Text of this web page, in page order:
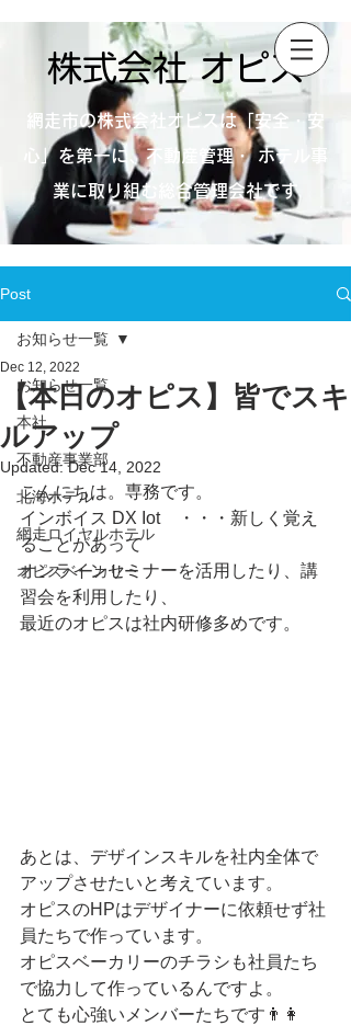
株式会社 オピス
網走市の株式会社オピスは「安全・安
心」を第一に、不動産管理・ ホテル事
業に取り組む総合管理会社です
Post
お知らせ一覧
本社
不動産事業部
北海ホテル
網走ロイヤルホテル
オピスベーカリー
お知らせ一覧
【本日のオピス】皆でスキ
ルアップ
Dec 12, 2022
Updated:Dec 14, 2022
こんにちは。専務です。
インボイス DX Iot　・・・新しく覚え
ることがあって
オンラインセミナーを活用したり、講
習会を利用したり、
最近のオピスは社内研修多めです。
あとは、デザインスキルを社内全体で
アップさせたいと考えています。
オピスのHPはデザイナーに依頼せず社
員たちで作っています。
オピスベーカリーのチラシも社員たち
で協力して作っているんですよ。
とても心強いメンバーたちです👨👩